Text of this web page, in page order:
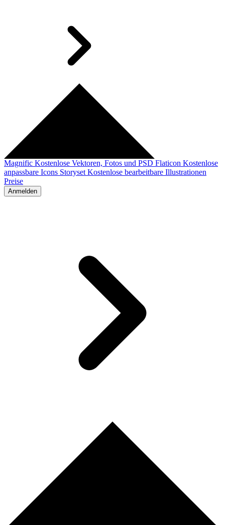
Magnific Kostenlose Vektoren, Fotos und PSD Flaticon Kostenlose
anpassbare Icons Storyset Kostenlose bearbeitbare Illustrationen
Preise
Anmelden